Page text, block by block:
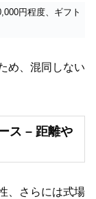
円程度、ギフト
め、混同しない
ス – 距離や
、さらには式場